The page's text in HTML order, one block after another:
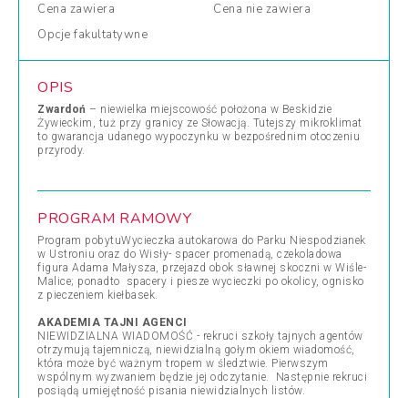
Cena zawiera Cena nie zawiera
Opcje fakultatywne
OPIS
Zwardoń – niewielka miejscowość położona w Beskidzie
Żywieckim, tuż przy granicy ze Słowacją. Tutejszy mikroklimat
to gwarancja udanego wypoczynku w bezpośrednim otoczeniu
przyrody.
PROGRAM RAMOWY
Program pobytuWycieczka autokarowa do Parku Niespodzianek
w Ustroniu oraz do Wisły- spacer promenadą, czekoladowa
figura Adama Małysza, przejazd obok sławnej skoczni w Wiśle-
Malice; ponadto spacery i piesze wycieczki po okolicy, ognisko
z pieczeniem kiełbasek.
AKADEMIA TAJNI AGENCI
NIEWIDZIALNA WIADOMOŚĆ - rekruci szkoły tajnych agentów
otrzymują tajemniczą, niewidzialną gołym okiem wiadomość,
która może być ważnym tropem w śledztwie. Pierwszym
wspólnym wyzwaniem będzie jej odczytanie. Następnie rekruci
posiądą umiejętność pisania niewidzialnych listów.